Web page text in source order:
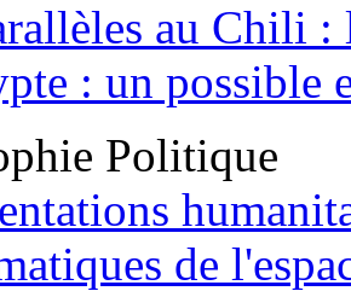
au Chili
: un possible
Politique
de